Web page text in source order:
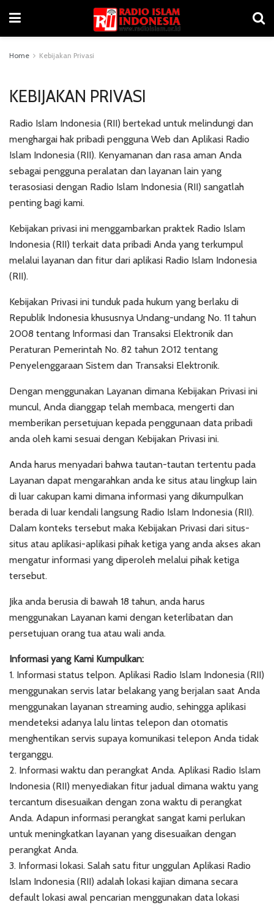
Home Kebijakan Privasi
KEBIJAKAN PRIVASI
Radio Islam Indonesia (RII) bertekad untuk melindungi dan
menghargai hak pribadi pengguna Web dan Aplikasi Radio
Islam Indonesia (RII). Kenyamanan dan rasa aman Anda
sebagai pengguna peralatan dan layanan lain yang
terasosiasi dengan Radio Islam Indonesia (RII) sangatlah
penting bagi kami.
Kebijakan privasi ini menggambarkan praktek Radio Islam
Indonesia (RII) terkait data pribadi Anda yang terkumpul
melalui layanan dan fitur dari aplikasi Radio Islam Indonesia
(RII).
Kebijakan Privasi ini tunduk pada hukum yang berlaku di
Republik Indonesia khususnya Undang-undang No. 11 tahun
2008 tentang Informasi dan Transaksi Elektronik dan
Peraturan Pemerintah No. 82 tahun 2012 tentang
Penyelenggaraan Sistem dan Transaksi Elektronik.
Dengan menggunakan Layanan dimana Kebijakan Privasi ini
muncul, Anda dianggap telah membaca, mengerti dan
memberikan persetujuan kepada penggunaan data pribadi
anda oleh kami sesuai dengan Kebijakan Privasi ini.
Anda harus menyadari bahwa tautan-tautan tertentu pada
Layanan dapat mengarahkan anda ke situs atau lingkup lain
di luar cakupan kami dimana informasi yang dikumpulkan
berada di luar kendali langsung Radio Islam Indonesia (RII).
Dalam konteks tersebut maka Kebijakan Privasi dari situs-
situs atau aplikasi-aplikasi pihak ketiga yang anda akses akan
mengatur informasi yang diperoleh melalui pihak ketiga
tersebut.
Jika anda berusia di bawah 18 tahun, anda harus
menggunakan Layanan kami dengan keterlibatan dan
persetujuan orang tua atau wali anda.
Informasi yang Kami Kumpulkan:
1. Informasi status telpon. Aplikasi Radio Islam Indonesia (RII)
menggunakan servis latar belakang yang berjalan saat Anda
menggunakan layanan streaming audio, sehingga aplikasi
mendeteksi adanya lalu lintas telepon dan otomatis
menghentikan servis supaya komunikasi telepon Anda tidak
terganggu.
2. Informasi waktu dan perangkat Anda. Aplikasi Radio Islam
Indonesia (RII) menyediakan fitur jadual dimana waktu yang
tercantum disesuaikan dengan zona waktu di perangkat
Anda. Adapun informasi perangkat sangat kami perlukan
untuk meningkatkan layanan yang disesuaikan dengan
perangkat Anda.
3. Informasi lokasi. Salah satu fitur unggulan Aplikasi Radio
Islam Indonesia (RII) adalah lokasi kajian dimana secara
default lokasi awal pencarian menggunakan data lokasi